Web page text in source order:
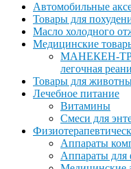
Автомобильные
Товары для
Масло холодного
Медицинские
МАНЕКЕН-
легочная
Товары для
Лечебное питание
Витамины
Смеси для
Аппараты
Аппараты для